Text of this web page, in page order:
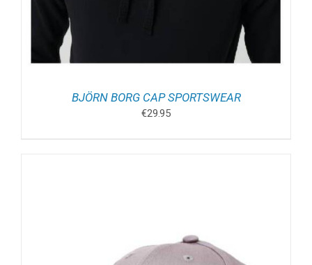
BJÖRN BORG CAP SPORTSWEAR
€29.95